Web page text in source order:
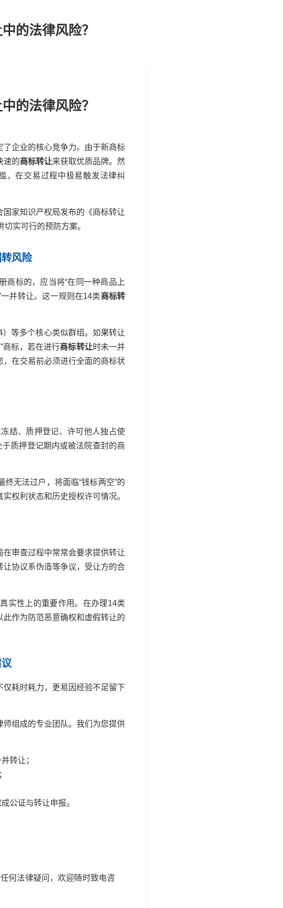
的法律风险？
的法律风险？
企业的核心竞争力。由于新商标
速的商标转让来获取优质品牌。然
，在交易过程中极易触发法律纠
国家知识产权局发布的《商标转让
实可行的预防方案。
风险
商标的，应当将“在同一种商品上
并转让。这一规则在14类商标转
等多个核心类似群组。如果转让
商标，若在进行商标转让时未一并
，在交易前必须进行全面的商标状
结、质押登记、许可他人独占使
质押登记期内或被法院查封的商
终无法过户，将面临“钱标两空”的
权利状态和历史授权许可情况。
审查过程中常常会要求提供转让
协议系伪造等争议，受让方的合
实性上的重要作用。在办理14类
作为防范恶意确权和虚假转让的
仅耗时耗力，更易因经验不足留下
组成的专业团队。我们为您提供
转让；
公证与转让申报。
何法律疑问，欢迎随时致电咨